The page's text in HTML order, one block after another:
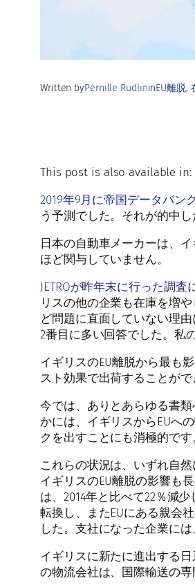
Written byPernille RudlininEU離脱,
This post is also available in:
2019年9月に帝国データバン
う予測でした。それが的中
日本の自動車メーカーは、
ほど関与していません。
JETROが昨年末に行った調査
リスの他の企業も在庫を増
ど問題に直面していない理
2番目に多い回答でした。私
イギリスのEU離脱から最も
スト効果で出荷することが
今では、ありとあらゆる書
かには、イギリスからEUへ
クを出すことにも消極的で
これらの状況は、いずれ自
イギリスのEU離脱の影響も
は、2014年と比べて22％減
転換し、またEUにある親会
した。支社になった企業に
イギリスに新たに進出する
の物流会社は、国際輸送の